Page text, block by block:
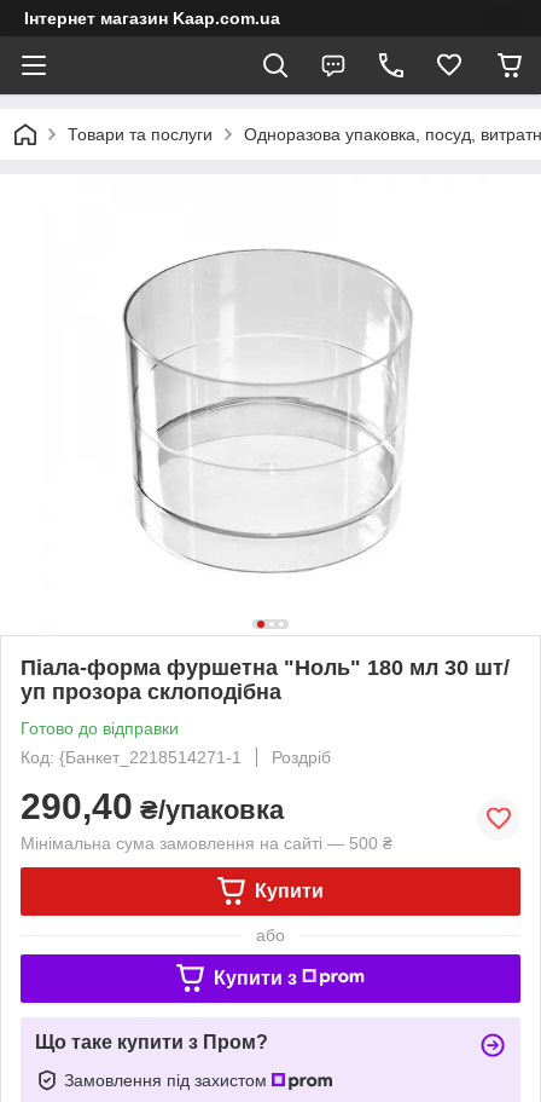
Інтернет магазин Kaap.com.ua
Товари та послуги Одноразова упаковка, посуд,
Піала-форма фуршетна "Ноль" 180 мл 30 шт/
уп прозора склоподібна
Готово до відправки
Код: {Банкет_2218514271-1
Роздріб
290,40 ₴/упаковка
Мінімальна сума замовлення на сайті — 500 ₴
Купити
або
Купити з
Що таке купити з Пром?
Замовлення під захистом